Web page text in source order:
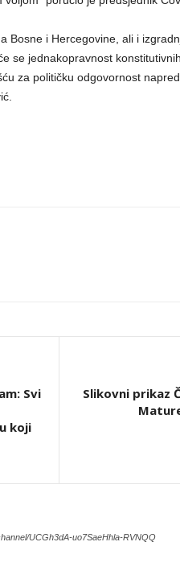
Bosne i Hercegovine, ali i
se jednakopravnost
za političku odgovornost
Svi
koji
Slikovni prikaz
UCGh3dA-uo7SaeHhla-RVNQQ